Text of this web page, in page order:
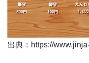
出典：https://